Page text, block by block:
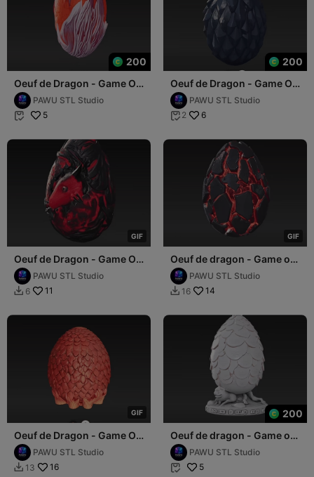
200
Oeuf de Dragon - Game Of
ThronesPAWU STL Studio
 5
200
Oeuf de Dragon - Game Of
ThronesPAWU STL Studio
 2 6
GIF
Oeuf de Dragon - Game Of
ThronesPAWU STL Studio
 6 11
GIF
Oeuf de dragon - Game of
ThronesPAWU STL Studio
 16 14
GIF
Oeuf de Dragon - Game Of
ThronesPAWU STL Studio
 13 16
200
Oeuf de dragon - Game of
ThronesPAWU STL Studio
 5